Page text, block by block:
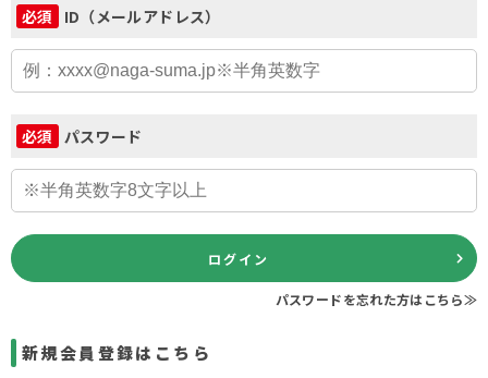
必須 ID（メールアドレス）
必須 パスワード
ログイン
パスワードを忘れた方はこちら≫
新規会員登録はこちら